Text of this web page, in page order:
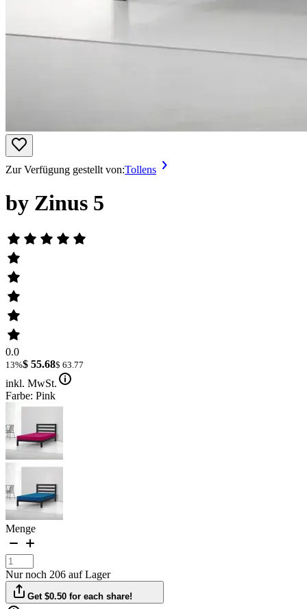
Zur Verfügung gestellt von:Tollens
by Zinus 5
0.0
13%$ 55.68$ 63.77
inkl. MwSt.
Farbe: Pink
Menge
Nur noch 206 auf Lager
Get $0.50 for each share!